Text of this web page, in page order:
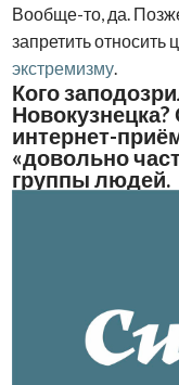
Вообще-то, да.
запретить относить
экстремизму.
Кого
интернет-
«довольно
группы людей.